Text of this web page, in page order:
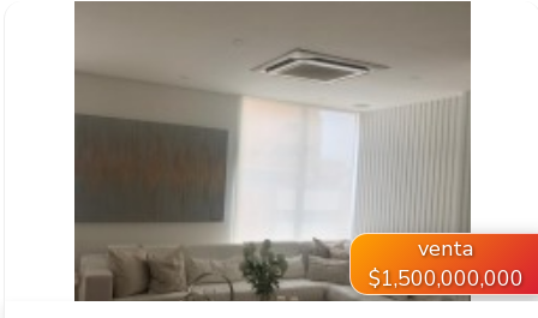
venta
$1,500,000,000